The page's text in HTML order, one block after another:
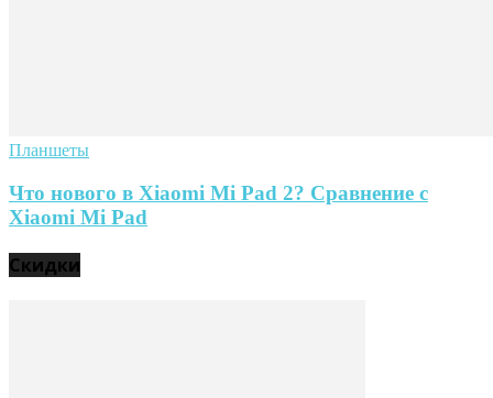
Планшеты
Что нового в Xiaomi Mi Pad 2? Сравнение с
Xiaomi Mi Pad
Скидки